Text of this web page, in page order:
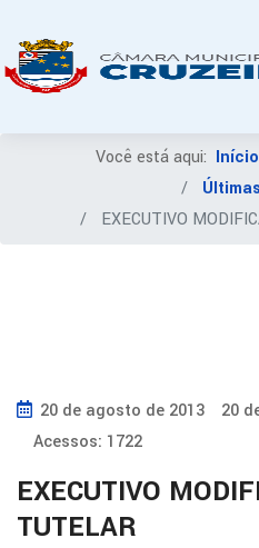
Você está aqui: Início
EXECUTIVO
20 de agosto de 2013
20
Acessos: 1722
EXECUTIVO
TUTELAR